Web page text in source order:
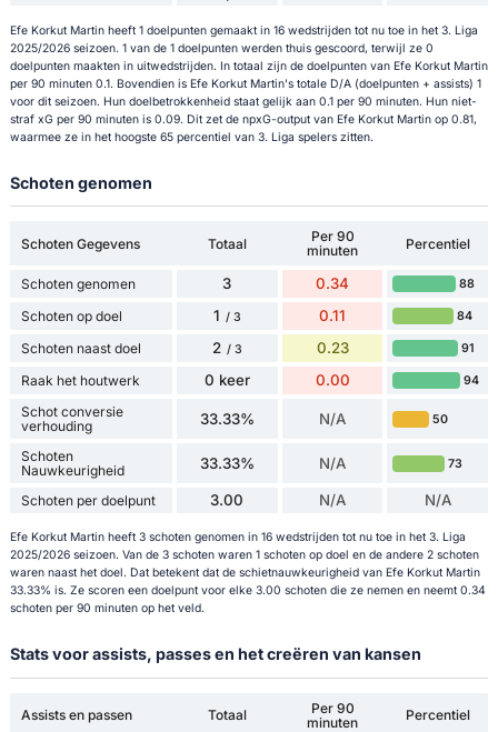
Efe Korkut Martin heeft 1 doelpunten gemaakt in 16 wedstrijden tot nu toe in het 3. Liga
2025/2026 seizoen. 1 van de 1 doelpunten werden thuis gescoord, terwijl ze 0
doelpunten maakten in uitwedstrijden. In totaal zijn de doelpunten van Efe Korkut Martin
per 90 minuten 0.1. Bovendien is Efe Korkut Martin's totale D/A (doelpunten + assists) 1
voor dit seizoen. Hun doelbetrokkenheid staat gelijk aan 0.1 per 90 minuten. Hun niet-
straf xG per 90 minuten is 0.09. Dit zet de npxG-output van Efe Korkut Martin op 0.81,
waarmee ze in het hoogste 65 percentiel van 3. Liga spelers zitten.
Schoten genomen
Schoten Gegevens Totaal
Per 90
minuten
Percentiel
Schoten genomen 3 0.34 88
Schoten op doel 1 / 3 0.11 84
Schoten naast doel 2 / 3 0.23 91
Raak het houtwerk 0 keer 0.00 94
Schot conversie
verhouding
33.33% N/A 50
Schoten
Nauwkeurigheid
33.33% N/A 73
Schoten per doelpunt 3.00 N/A N/A
Efe Korkut Martin heeft 3 schoten genomen in 16 wedstrijden tot nu toe in het 3. Liga
2025/2026 seizoen. Van de 3 schoten waren 1 schoten op doel en de andere 2 schoten
waren naast het doel. Dat betekent dat de schietnauwkeurigheid van Efe Korkut Martin
33.33% is. Ze scoren een doelpunt voor elke 3.00 schoten die ze nemen en neemt 0.34
schoten per 90 minuten op het veld.
Stats voor assists, passes en het creëren van kansen
Assists en passen Totaal
Per 90
minuten
Percentiel